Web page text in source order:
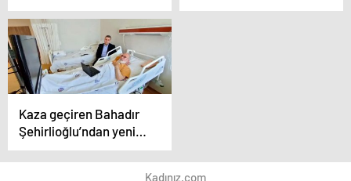
yeni paylaşım! “Allah’a
şükrediyorum”
yeni paylaşım!
Kaza geçiren Bahadır
Şehirlioğlu’ndan yeni
paylaşım!
Kadınız.com